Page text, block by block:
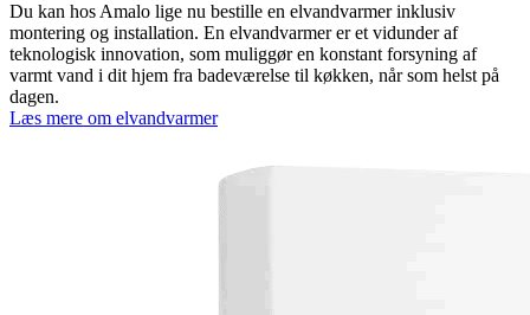
Du kan hos Amalo lige nu bestille en elvandvarmer inklusiv
montering og installation. En elvandvarmer er et vidunder af
teknologisk innovation, som muliggør en konstant forsyning af
varmt vand i dit hjem fra badeværelse til køkken, når som helst på
dagen.
Læs mere om elvandvarmer